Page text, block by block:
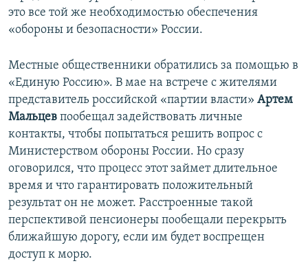
это все той же необходимостью обеспечения
«обороны и безопасности» России.
Местные общественники обратились за помощью в
«Единую Россию». В мае на встрече с жителями
представитель российской «партии власти» Артем
Мальцев пообещал задействовать личные
контакты, чтобы попытаться решить вопрос с
Министерством обороны России. Но сразу
оговорился, что процесс этот займет длительное
время и что гарантировать положительный
результат он не может. Расстроенные такой
перспективой пенсионеры пообещали перекрыть
ближайшую дорогу, если им будет воспрещен
доступ к морю.